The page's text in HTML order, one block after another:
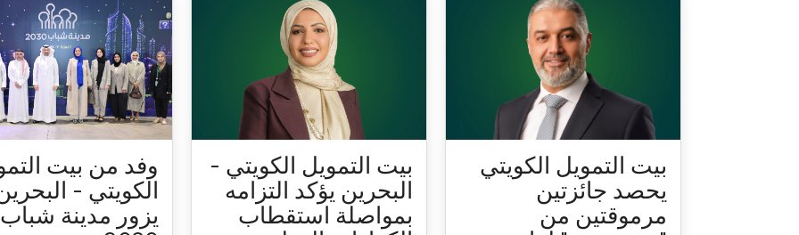
بيت التمويل الكويتي
يحصد جائزتين
مرموقتين من
بيت التمويل الكويتي -
البحرين يؤكد التزامه
بمواصلة استقطاب
وفد من بيت
الكويتي -
يزور مدينة شباب